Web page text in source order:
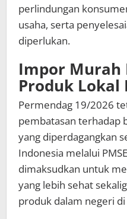
perlindungan
usaha, serta
diperlukan.
Impor Murah
Produk
Permendag 19/2026
pembatasan terhadap
yang diperdagangkan
Indonesia melalui
dimaksudkan untuk
yang lebih sehat
produk dalam negeri